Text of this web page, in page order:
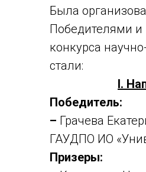
Была
Победителями и
конкурса
стали:
I.
Победитель:
– Грачева
ГАУДПО ИО
Призеры: